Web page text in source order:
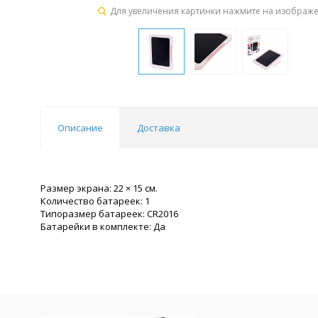
Для увеличения картинки нажмите на
Описание Доставка
Размер экрана: 22 × 15 см.
Количество батареек: 1
Типоразмер батареек: CR2016
Батарейки в комплекте: Да